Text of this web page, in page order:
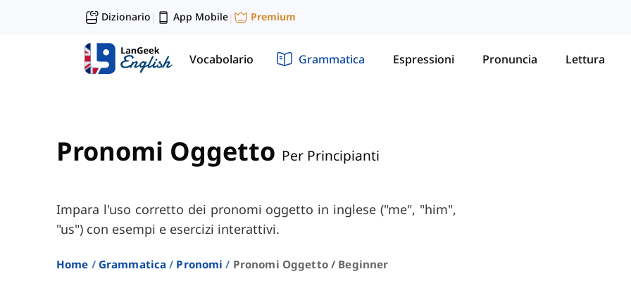
Dizionario | App Mobile| Premium
Vocabolario Grammatica Espressioni Pronuncia Lettura
Pronomi Oggetto Per Principianti
Impara l'uso corretto dei pronomi oggetto in inglese ("me", "him",
"us") con esempi e esercizi interattivi.
Home Grammatica Pronomi Pronomi Oggetto / Beginner